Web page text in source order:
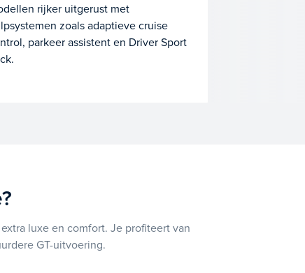
rijker uitgerust met
zoals adaptieve cruise
parkeer assistent en Driver Sport
luxe en comfort. Je profiteert van
GT-uitvoering.